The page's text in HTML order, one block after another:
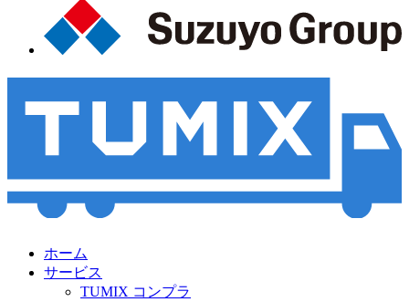
ホーム
サービス
TUMIX コンプラ